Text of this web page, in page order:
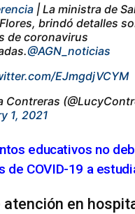
| La ministra de
brindó detalles
de coronavirus
@AGN_noticias
EJmgdjVCYM
Contreras
1, 2021
educativos no
de COVID-19 a
atención en